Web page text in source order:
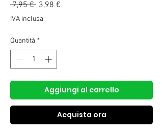
7,95 € Prezzo
regolare
3,98 €
IVA inclusa
Quantità *
Aggiungi al carrello
Acquista ora